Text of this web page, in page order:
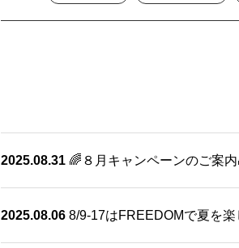
2025.08.31 🌈８月キャンペーンのご案内
2025.08.06 8/9-17はFREEDOMで夏を楽